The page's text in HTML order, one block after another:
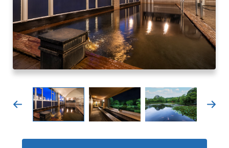
キュンちゃんオンラインショップ
北海道はやわかり
旅のテーマで探す
7つの国立公園